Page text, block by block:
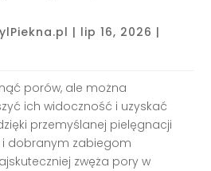
| lip 16, 2026 |
porów, ale można
ich widoczność i uzyskać
przemyślanej pielęgnacji
i dobranym zabiegom
zwęża pory w